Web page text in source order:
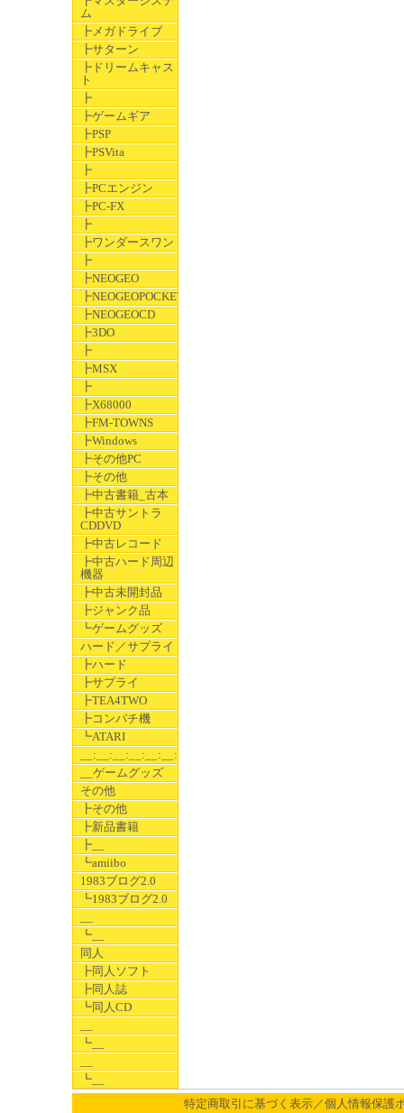
ム
┣メガドライブ
┣サターン
┣ドリームキャス
ト
┣
┣ゲームギア
┣PSP
┣PSVita
┣
┣PCエンジン
┣PC-FX
┣
┣ワンダースワン
┣
┣NEOGEO
┣NEOGEOPOCKET
┣NEOGEOCD
┣3DO
┣
┣MSX
┣
┣X68000
┣FM-TOWNS
┣Windows
┣その他PC
┣その他
┣中古書籍_古本
┣中古サントラ
CDDVD
┣中古レコード
┣中古ハード周辺
機器
┣中古未開封品
┣ジャンク品
┗ゲームグッズ
ハード／サプライ
┣ハード
┣サプライ
┣TEA4TWO
┣コンパチ機
┗ATARI
__:__:__:__:__:__:__
__ゲームグッズ
その他
┣その他
┣新品書籍
┣__
┗amiibo
1983ブログ2.0
┗1983ブログ2.0
┗__
同人
┣同人ソフト
┣同人誌
┗同人CD
┗__
┗__
特定商取引に基づく表示／個人情報保護